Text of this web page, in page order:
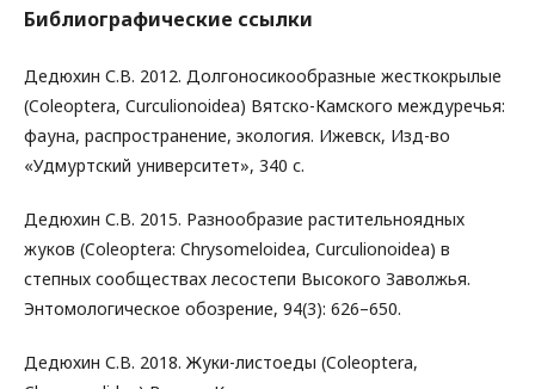
Библиографические ссылки
Дедюхин С.В. 2012. Долгоносикообразные жесткокрылые
(Coleoptera, Curculionoidea) Вятско-Камского междуречья:
фауна, распространение, экология. Ижевск, Изд-во
«Удмуртский университет», 340 с.
Дедюхин С.В. 2015. Разнообразие растительноядных
жуков (Coleoptera: Chrysomeloidea, Curculionoidea) в
степных сообществах лесостепи Высокого Заволжья.
Энтомологическое обозрение, 94(3): 626–650.
Дедюхин С.В. 2018. Жуки-листоеды (Coleoptera,